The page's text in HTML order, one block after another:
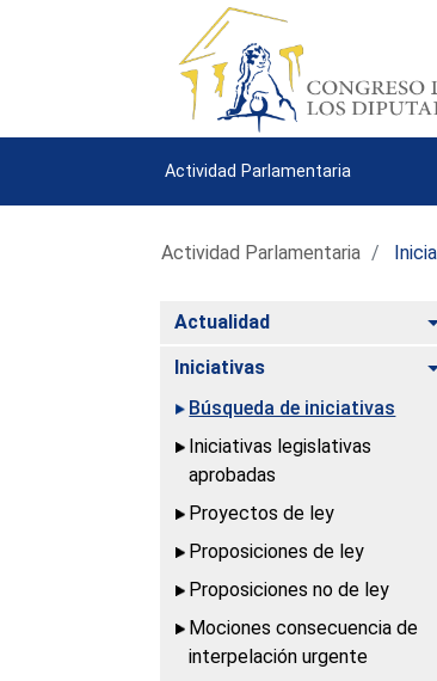
Actividad Parlamentaria
Actividad Parlamentaria
Actualidad
Iniciativas
Búsqueda de iniciativas
Iniciativas legislativas
aprobadas
Proyectos de ley
Proposiciones de ley
Proposiciones no de ley
Mociones consecuencia de
interpelación urgente